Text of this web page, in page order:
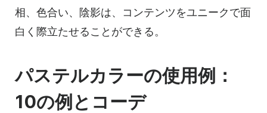
相、色合い、陰影は、コンテンツをユニークで面
白く際立たせることができる。
パステルカラーの使用例：
10の例とコーデ